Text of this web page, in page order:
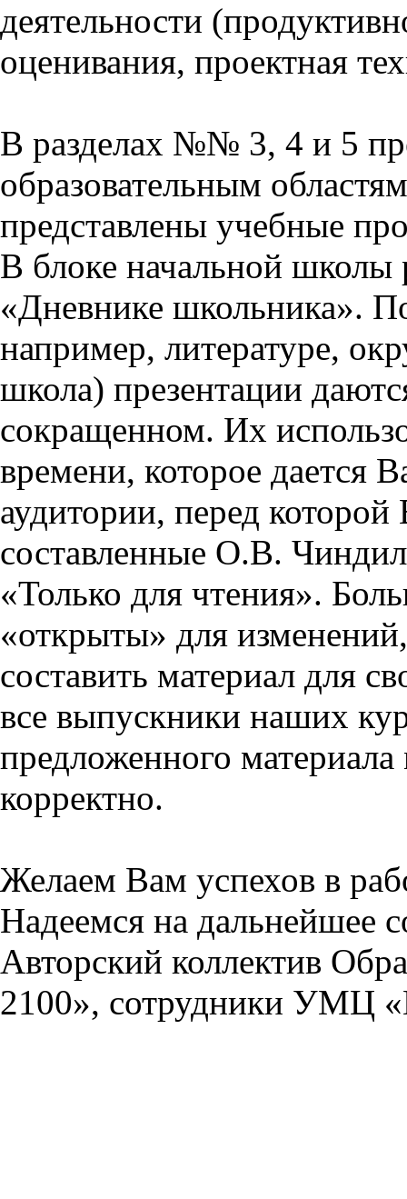
деятельности
оценивания, проектная
В разделах №№ 3, 4 и 5
образовательным
представлены учебные
В блоке начальной школы
«Дневнике школьника».
например, литературе,
школа) презентации
сокращенном. Их
времени, которое дается
аудитории, перед
составленные О.В.
«Только для чтения».
«открыты» для
составить материал для
все выпускники наших
предложенного
корректно.
Желаем Вам успехов в
Надеемся на дальнейшее
Авторский коллектив
2100», сотрудники УМЦ